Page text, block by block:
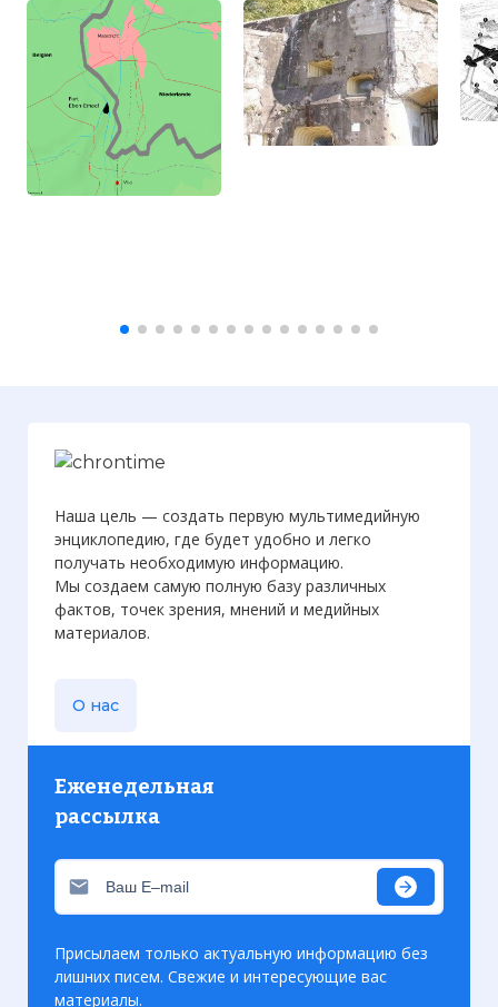
Эмаэль
Наша цель — создать первую мультимедийную
энциклопедию, где будет удобно и легко
получать необходимую информацию.
Мы создаем самую полную базу различных
фактов, точек зрения, мнений и медийных
материалов.
О нас
Еженедельная
рассылка
Присылаем только актуальную информацию без
лишних писем. Свежие и интересующие вас
материалы.